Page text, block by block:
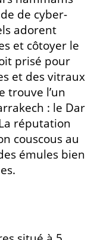
de cyber-
adorent
et côtoyer le
prisé pour
et des vitraux
trouve l’un
: le Dar
réputation
couscous au
émules bien